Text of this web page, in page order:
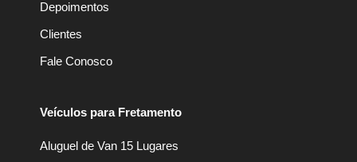
Depoimentos
Clientes
Fale Conosco
Veículos para Fretamento
Aluguel de Van 15 Lugares